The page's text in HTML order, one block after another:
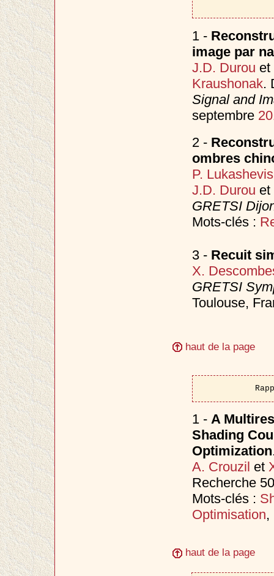
1 -
image par
J.D. Durou et
Kraushonak.
Signal and
septembre
2 -
ombres
P.
J.D. Durou et
GRETSI
Mots-clés :
3 - Recuit
X.
GRETSI
Toulouse,
haut de la page
1 - A
Shading
Optimization
A. Crouzil et
Recherche
Mots-clés :
Optimisation,
haut de la page